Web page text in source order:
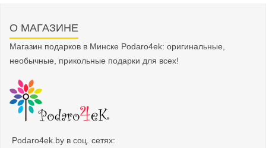
О МАГАЗИНЕ
Магазин подарков в Минске Podaro4ek: оригинальные,
необычные, прикольные подарки для всех!
Podaro4ek.by в соц. сетях: